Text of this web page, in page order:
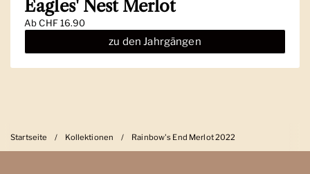
Eagles' Nest Merlot
AbCHF 16.90
zu den Jahrgängen
Startseite / Kollektionen / Rainbow's End Merlot 2022